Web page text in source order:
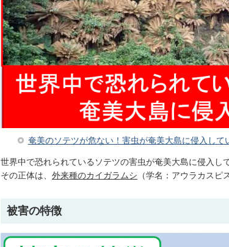
奄美のソテツが危ない！害虫が奄美大島に侵入して
世界中で恐れられているソテツの害虫が奄美大島に侵入し
その正体は、 外来種のカイガラムシ （学名：アウラカスピ
被害の特徴